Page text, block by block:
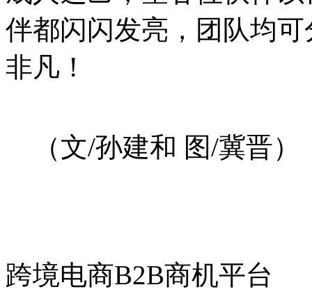
伴都闪闪发亮，团队均
非凡！
（文/孙建和 图/冀晋）
跨境电商B2B商机平台